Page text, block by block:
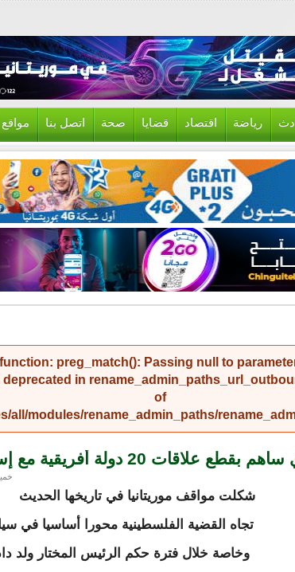
رياضة اقتصاد قضايا صحة اتصل بنا مواقع
: preg_match(): Passing null to
in
of
all/modules/rename_admin_paths/
20 دولة أفريقية مع إسرائيل
خميس,
شكلت مواقف موريتانيا في تاريخها الحديث
تجاه القضية الفلسطينية محورا أساسيا في
وخاصة خلال فترة حكم الرئيس المختار ولد